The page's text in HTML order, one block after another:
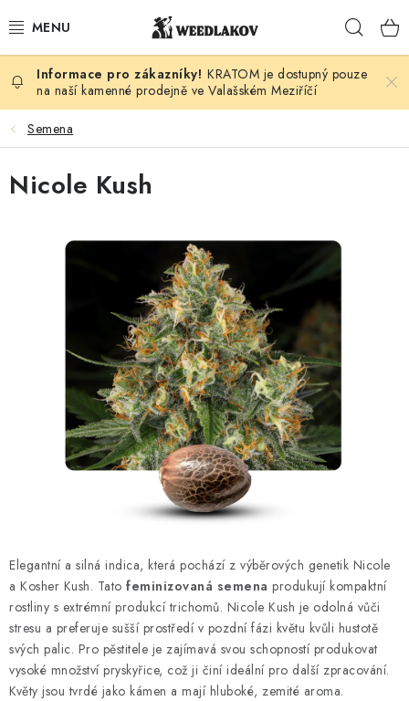
na
KONOPÍ DLE DRUHU
KUŘÁCKÉ POTŘEBY
SEMENA
PODLE ZNAČKY
Kamenný obchod Hodnocení obchodu
Doprava & Platba
Moje objednávka
KRATOM je dostupný pouze
na naší kamenné prodejně ve Valašském Meziříčí
Semena
Elegantní a silná indica, která pochází z výběrových genetik Nicole
a Kosher Kush. Tato feminizovaná semena produkují kompaktní
rostliny s extrémní produkcí trichomů. Nicole Kush je odolná vůči
stresu a preferuje sušší prostředí v pozdní fázi květu kvůli hustotě
svých palic. Pro pěstitele je zajímavá svou schopností produkovat
vysoké množství pryskyřice, což ji činí ideální pro další zpracování.
Květy jsou tvrdé jako kámen a mají hluboké, zemité aroma.
Nicole Kush